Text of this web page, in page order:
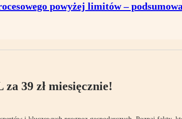
powyżej limitów –
39 zł miesięcznie!